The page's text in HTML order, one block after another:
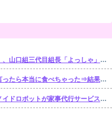
組長「よっしゃ」、昭和ヤバすぎ⇒！！！
たら本当に食べちゃった⇒結果ｗｗ
ロボットが家事代行サービスを開始